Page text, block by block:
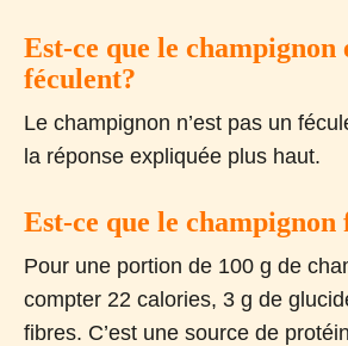
Est-ce que le champignon
féculent?
Le champignon n’est pas un
la réponse expliquée plus haut.
Est-ce que le
Pour une portion de 100 g de
compter 22 calories, 3 g de
fibres. C’est une source de